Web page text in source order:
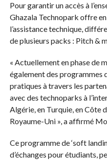
Pour garantir un accès à
Ghazala Technopark offre
l’assistance technique,
de plusieurs packs : Pitch &
« Actuellement en phase de
également des programmes
pratiques à travers les
avec des technoparks à
Algérie, en Turquie, en Côte
Royaume-Uni », a affirmé
Ce programme de ‘soft
d’échanges pour étudiants,